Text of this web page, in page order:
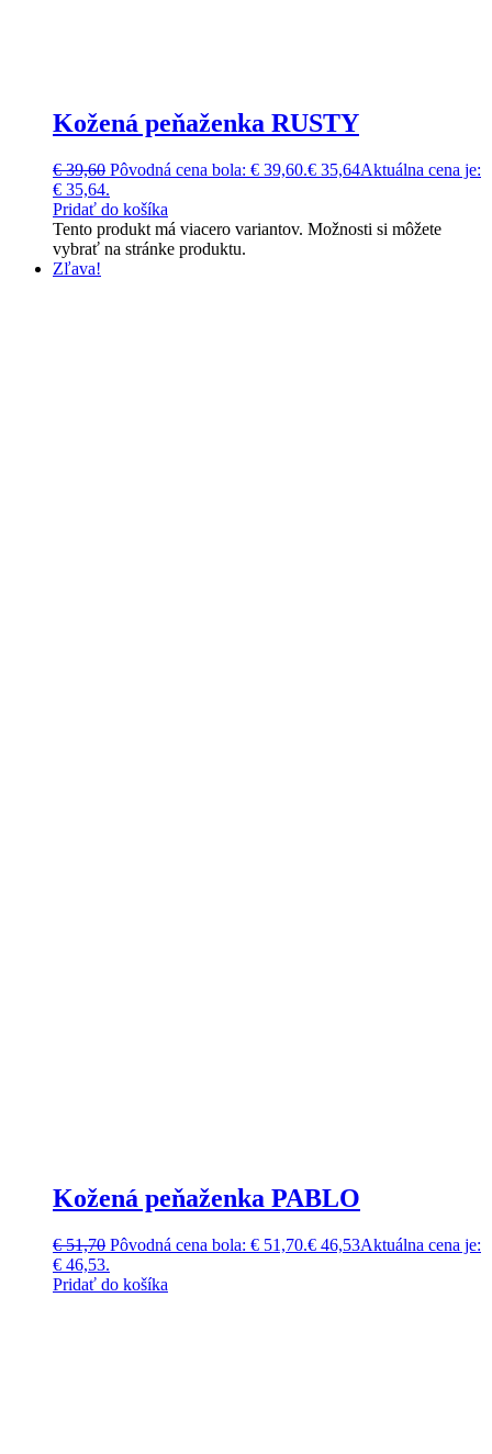
Kožená peňaženka RUSTY
€39,60 Pôvodná cena bola: € 39,60.€ 35,64Aktuálna cena je:
€ 35,64.
Pridať do košíka
Tento produkt má viacero variantov. Možnosti si môžete
vybrať na stránke produktu.
Zľava!
Kožená peňaženka PABLO
€51,70 Pôvodná cena bola: € 51,70.€ 46,53Aktuálna cena je:
€ 46,53.
Pridať do košíka